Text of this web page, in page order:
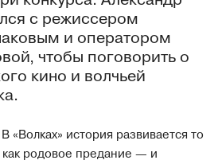
с режиссером
и оператором
чтобы поговорить о
кино и волчьей
В «Волках» история развивается то
как родовое предание — и